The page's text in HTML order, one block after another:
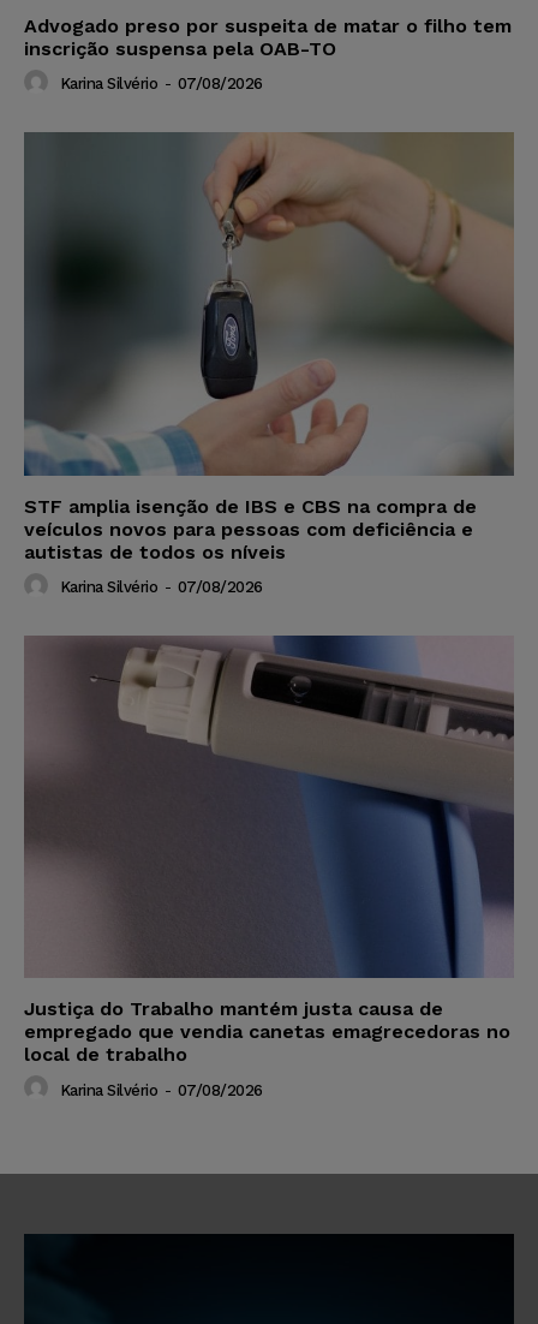
Advogado preso por suspeita de matar o filho tem
inscrição suspensa pela OAB-TO
Karina Silvério - 07/08/2026
STF amplia isenção de IBS e CBS na compra de
veículos novos para pessoas com deficiência e
autistas de todos os níveis
Karina Silvério - 07/08/2026
Justiça do Trabalho mantém justa causa de
empregado que vendia canetas emagrecedoras no
local de trabalho
Karina Silvério - 07/08/2026